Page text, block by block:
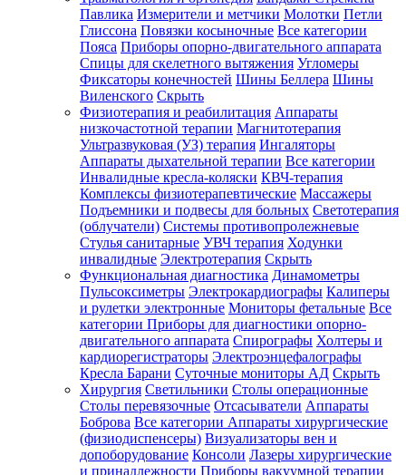
Павлика Измерители и метчики Молотки Петли
Глиссона Повязки косыночные Все категории
Пояса Приборы опорно-двигательного аппарата
Спицы для скелетного вытяжения Угломеры
Фиксаторы конечностей Шины Беллера Шины
Виленского Скрыть
Физиотерапия и реабилитация Аппараты
низкочастотной терапии Магнитотерапия
Ультразвуковая (УЗ) терапия Ингаляторы
Аппараты дыхательной терапии Все категории
Инвалидные кресла-коляски КВЧ-терапия
Комплексы физиотерапевтические Массажеры
Подъемники и подвесы для больных Светотерапия
(облучатели) Системы противопролежневые
Стулья санитарные УВЧ терапия Ходунки
инвалидные Электротерапия Скрыть
Функциональная диагностика Динамометры
Пульсоксиметры Электрокардиографы Калиперы
и рулетки электронные Мониторы фетальные Все
категории Приборы для диагностики опорно-
двигательного аппарата Спирографы Холтеры и
кардиорегистраторы Электроэнцефалографы
Кресла Барани Суточные мониторы АД Скрыть
Хирургия Светильники Столы операционные
Столы перевязочные Отсасыватели Аппараты
Боброва Все категории Аппараты хирургические
(физиодиспенсеры) Визуализаторы вен и
допоборудование Консоли Лазеры хирургические
и принадлежности Приборы вакуумной терапии